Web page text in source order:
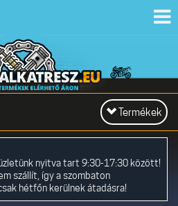
Toggle
navigation
Termékek
nyitva tart 9:30-17:30 között!
szállít, így a szombaton
hétfőn kerülnek átadásra!